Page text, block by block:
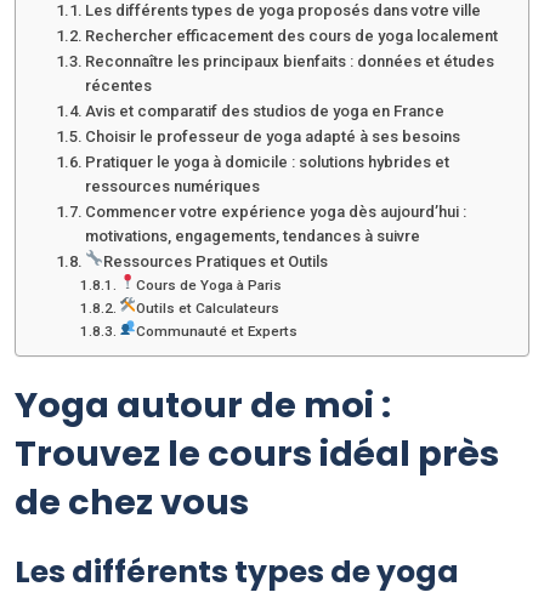
Les différents types de yoga proposés dans votre ville
Rechercher efficacement des cours de yoga localement
Reconnaître les principaux bienfaits : données et études
récentes
Avis et comparatif des studios de yoga en France
Choisir le professeur de yoga adapté à ses besoins
Pratiquer le yoga à domicile : solutions hybrides et
ressources numériques
Commencer votre expérience yoga dès aujourd’hui :
motivations, engagements, tendances à suivre
Ressources Pratiques et Outils
Cours de Yoga à Paris
Outils et Calculateurs
Communauté et Experts
Yoga autour de moi :
Trouvez le cours idéal près
de chez vous
Les différents types de yoga